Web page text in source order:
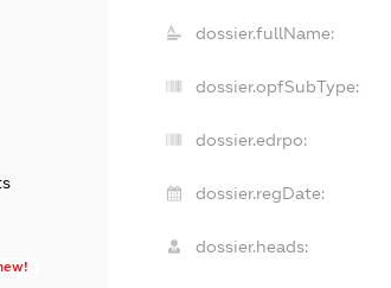
dossier.fullName:
dossier.opfSubType:
dossier.edrpo:
dossier.regDate:
dossier.heads: